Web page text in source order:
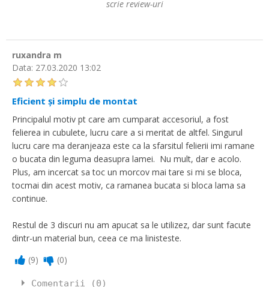
scrie review-uri
ruxandra m
Data: 27.03.2020 13:02
Eficient și simplu de montat
Principalul motiv pt care am cumparat accesoriul, a fost
felierea in cubulete, lucru care a si meritat de altfel. Singurul
lucru care ma deranjeaza este ca la sfarsitul felierii imi ramane
o bucata din leguma deasupra lamei. Nu mult, dar e acolo.
Plus, am incercat sa toc un morcov mai tare si mi se bloca,
tocmai din acest motiv, ca ramanea bucata si bloca lama sa
continue.
Restul de 3 discuri nu am apucat sa le utilizez, dar sunt facute
dintr-un material bun, ceea ce ma linisteste.
(9) (0)
Comentarii (0)